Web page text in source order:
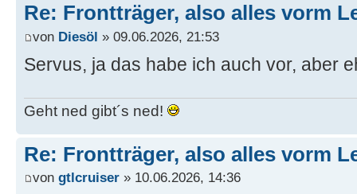
Re: Frontträger, also alles vorm
von Diesöl » 09.06.2026, 21:53
Servus, ja das habe ich auch vor, aber
Geht ned gibt´s ned!
Re: Frontträger, also alles vorm
von gtlcruiser » 10.06.2026, 14:36